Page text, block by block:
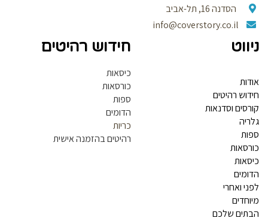
הסדנה 16, תל-אביב
info@coverstory.co.il
רהיטים
וסדנאות
ואחרי
שלכם
חידוש רהיטים
כיסאות
כורסאות
ספות
הדומים
כריות
רהיטים בהזמנה אישית